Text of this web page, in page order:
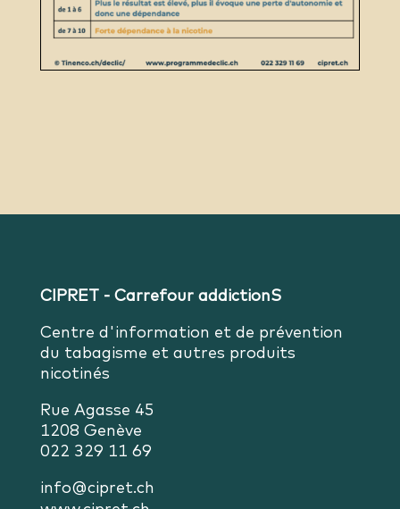
CIPRET - Carrefour addictionS
Centre d'information et de prévention
du tabagisme et autres produits
nicotinés
Rue Agasse 45
1208 Genève
022 329 11 69
info@cipret.ch